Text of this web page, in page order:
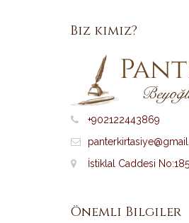
Biz kimiz?
+902122443869
İstiklal Caddesi
Önemli Bilgiler